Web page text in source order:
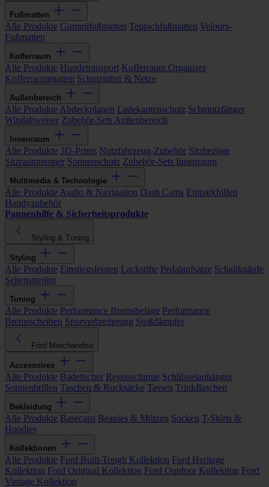
Fußmatten
Alle Produkte Gummifußmatten Teppichfußmatten Velours-
Fußmatten
Kofferraum
Alle Produkte Hundetransport Kofferraum Organizer
Kofferraummatten Schutzgitter & Netze
Außenbereich
Alle Produkte Abdeckplanen Ladekantenschutz Schmutzfänger
Windabweiser Zubehör-Sets Außenbereich
Innenraum
Alle Produkte 3D-Prints Nutzfahrzeug-Zubehör Sitzbezüge
Sitzraumtrenner Sonnenschutz Zubehör-Sets Innenraum
Multimedia & Technologie
Alle Produkte Audio & Navigation Dash Cams Einparkhilfen
Handyzubehör
Pannenhilfe & Sicherheitsprodukte
Styling & Tuning
Styling
Alle Produkte Einstiegsleisten Lackstifte Pedalaufsätze Schaltknäufe
Seitenstreifen
Tuning
Alle Produkte Performance Bremsbeläge Performance
Bremsscheiben Spurverbreiterung Stoßdämpfer
Ford Merchandise
Accessoires
Alle Produkte Badetücher Regenschirme Schlüsselanhänger
Sonnenbrillen Taschen & Rucksäcke Tassen Trinkflaschen
Bekleidung
Alle Produkte Basecaps Beanies & Mützen Socken T-Shirts &
Hoodies
Kollektionen
Alle Produkte Ford Built-Tough Kollektion Ford Heritage
Kollektion Ford Original Kollektion Ford Outdoor Kollektion Ford
Vintage Kollektion